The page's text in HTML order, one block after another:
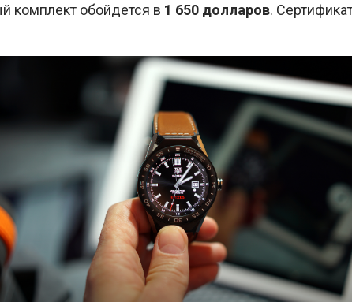
комплект обойдется в 1 650 долларов.